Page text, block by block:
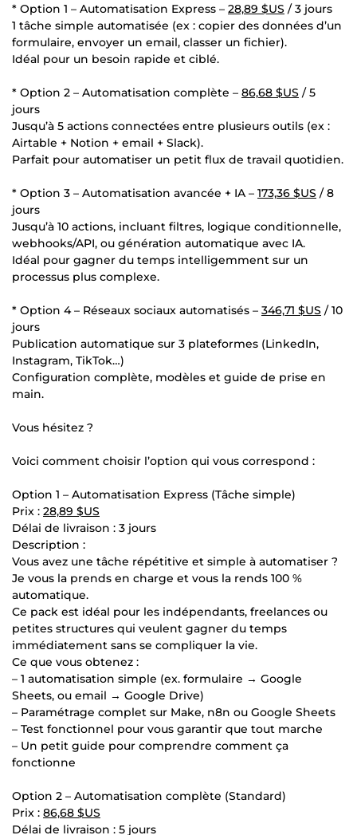
* Option 1 – Automatisation Express – 28,89 $US / 3 jours
1 tâche simple automatisée (ex : copier des données d’un
formulaire, envoyer un email, classer un fichier).
Idéal pour un besoin rapide et ciblé.
* Option 2 – Automatisation complète – 86,68 $US / 5
jours
Jusqu’à 5 actions connectées entre plusieurs outils (ex :
Airtable + Notion + email + Slack).
Parfait pour automatiser un petit flux de travail quotidien.
* Option 3 – Automatisation avancée + IA – 173,36 $US / 8
jours
Jusqu’à 10 actions, incluant filtres, logique conditionnelle,
webhooks/API, ou génération automatique avec IA.
Idéal pour gagner du temps intelligemment sur un
processus plus complexe.
* Option 4 – Réseaux sociaux automatisés – 346,71 $US / 10
jours
Publication automatique sur 3 plateformes (LinkedIn,
Instagram, TikTok…)
Configuration complète, modèles et guide de prise en
main.
Vous hésitez ?
Voici comment choisir l’option qui vous correspond :
Option 1 – Automatisation Express (Tâche simple)
Prix : 28,89 $US
Délai de livraison : 3 jours
Description :
Vous avez une tâche répétitive et simple à automatiser ?
Je vous la prends en charge et vous la rends 100 %
automatique.
Ce pack est idéal pour les indépendants, freelances ou
petites structures qui veulent gagner du temps
immédiatement sans se compliquer la vie.
Ce que vous obtenez :
– 1 automatisation simple (ex. formulaire → Google
Sheets, ou email → Google Drive)
– Paramétrage complet sur Make, n8n ou Google Sheets
– Test fonctionnel pour vous garantir que tout marche
– Un petit guide pour comprendre comment ça
fonctionne
Option 2 – Automatisation complète (Standard)
Prix : 86,68 $US
Délai de livraison : 5 jours